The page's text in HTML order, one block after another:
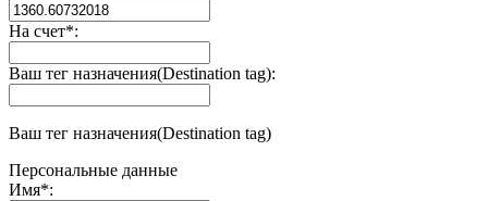
На счет*:
Ваш тег назначения(Destination tag):
Ваш тег назначения(Destination tag)
Персональные данные
Имя*: